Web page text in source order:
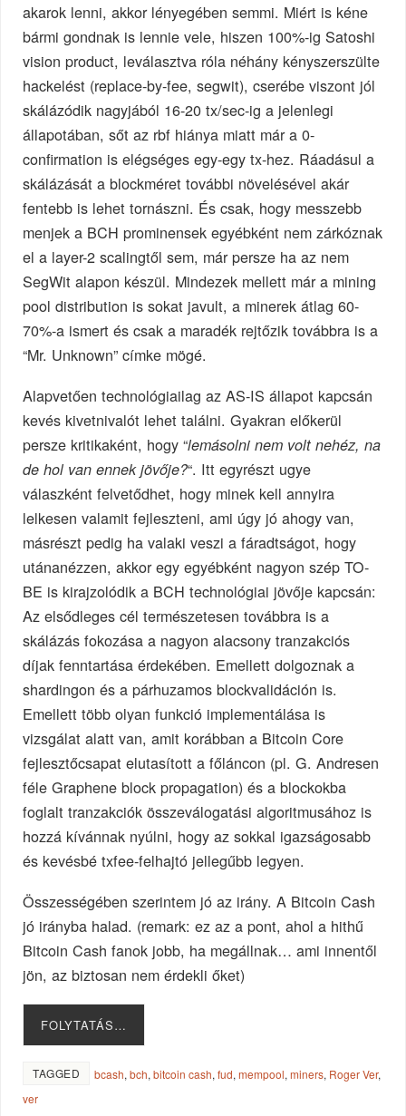
akarok lenni, akkor lényegében semmi. Miért is kéne
bármi gondnak is lennie vele, hiszen 100%-ig Satoshi
vision product, leválasztva róla néhány kényszerszülte
hackelést (replace-by-fee, segwit), cserébe viszont jól
skálázódik nagyjából 16-20 tx/sec-ig a jelenlegi
állapotában, sőt az rbf hiánya miatt már a 0-
confirmation is elégséges egy-egy tx-hez. Ráadásul a
skálázását a blockméret további növelésével akár
fentebb is lehet tornászni. És csak, hogy messzebb
menjek a BCH prominensek egyébként nem zárkóznak
el a layer-2 scalingtől sem, már persze ha az nem
SegWit alapon készül. Mindezek mellett már a mining
pool distribution is sokat javult, a minerek átlag 60-
70%-a ismert és csak a maradék rejtőzik továbbra is a
“Mr. Unknown” címke mögé.
Alapvetően technológiailag az AS-IS állapot kapcsán
kevés kivetnivalót lehet találni. Gyakran előkerül
persze kritikaként, hogy “lemásolni nem volt nehéz, na
de hol van ennek jövője?“. Itt egyrészt ugye
válaszként felvetődhet, hogy minek kell annyira
lelkesen valamit fejleszteni, ami úgy jó ahogy van,
másrészt pedig ha valaki veszi a fáradtságot, hogy
utánanézzen, akkor egy egyébként nagyon szép TO-
BE is kirajzolódik a BCH technológiai jövője kapcsán:
Az elsődleges cél természetesen továbbra is a
skálázás fokozása a nagyon alacsony tranzakciós
díjak fenntartása érdekében. Emellett dolgoznak a
shardingon és a párhuzamos blockvalidáción is.
Emellett több olyan funkció implementálása is
vizsgálat alatt van, amit korábban a Bitcoin Core
fejlesztőcsapat elutasított a főláncon (pl. G. Andresen
féle Graphene block propagation) és a blockokba
foglalt tranzakciók összeválogatási algoritmusához is
hozzá kívánnak nyúlni, hogy az sokkal igazságosabb
és kevésbé txfee-felhajtó jellegűbb legyen.
Összességében szerintem jó az irány. A Bitcoin Cash
jó irányba halad. (remark: ez az a pont, ahol a hithű
Bitcoin Cash fanok jobb, ha megállnak… ami innentől
jön, az biztosan nem érdekli őket)
FOLYTATÁS…
TAGGED bcash,bch,bitcoin cash,fud,mempool,miners, Roger Ver,
ver